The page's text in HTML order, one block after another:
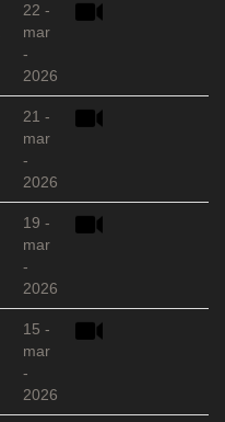
22 -
mar
-
2026
21 -
mar
-
2026
19 -
mar
-
2026
15 -
mar
-
2026